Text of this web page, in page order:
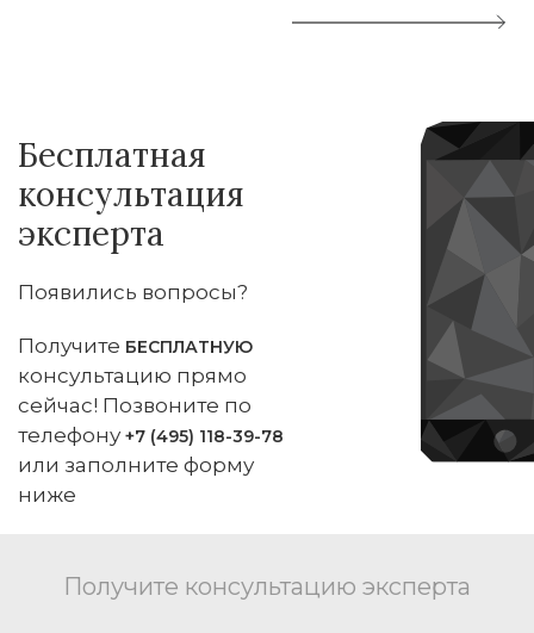
Бесплатная
консультация
эксперта
Появились вопросы?
Получите БЕСПЛАТНУЮ
консультацию прямо
сейчас! Позвоните по
телефону +7 (495) 118-39-78
или заполните форму
ниже
Получите консультацию эксперта